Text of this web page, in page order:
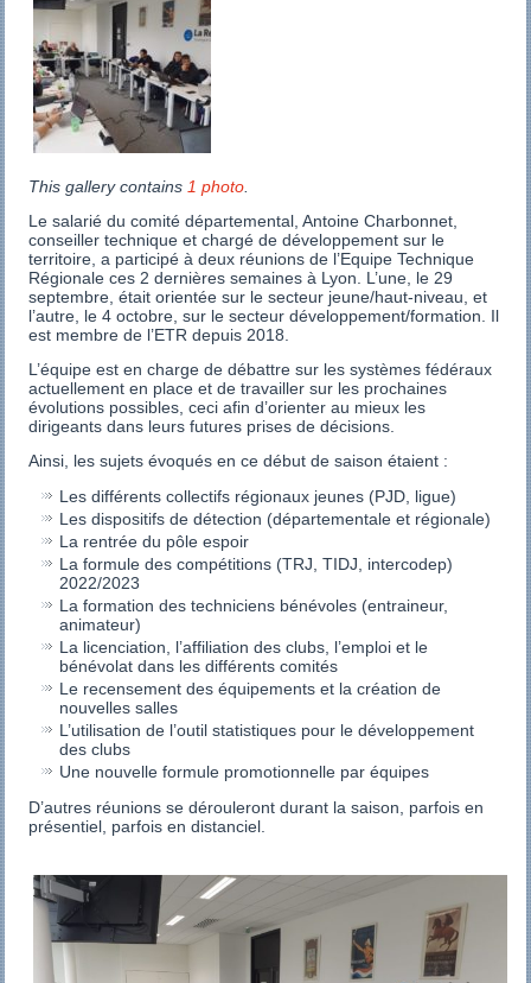
This gallery contains1 photo.
Le salarié du comité départemental, Antoine Charbonnet,
conseiller technique et chargé de développement sur le
territoire, a participé à deux réunions de l’Equipe Technique
Régionale ces 2 dernières semaines à Lyon. L’une, le 29
septembre, était orientée sur le secteur jeune/haut-niveau, et
l’autre, le 4 octobre, sur le secteur développement/formation. Il
est membre de l’ETR depuis 2018.
L’équipe est en charge de débattre sur les systèmes fédéraux
actuellement en place et de travailler sur les prochaines
évolutions possibles, ceci afin d’orienter au mieux les
dirigeants dans leurs futures prises de décisions.
Ainsi, les sujets évoqués en ce début de saison étaient :
Les différents collectifs régionaux jeunes (PJD, ligue)
Les dispositifs de détection (départementale et régionale)
La rentrée du pôle espoir
La formule des compétitions (TRJ, TIDJ, intercodep)
2022/2023
La formation des techniciens bénévoles (entraineur,
animateur)
La licenciation, l’affiliation des clubs, l’emploi et le
bénévolat dans les différents comités
Le recensement des équipements et la création de
nouvelles salles
L’utilisation de l’outil statistiques pour le développement
des clubs
Une nouvelle formule promotionnelle par équipes
D’autres réunions se dérouleront durant la saison, parfois en
présentiel, parfois en distanciel.